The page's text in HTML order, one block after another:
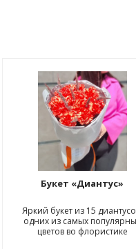
Букет «Диантус»
Яркий букет из 15
одних из самых
цветов во флористике